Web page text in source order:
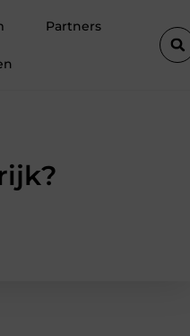
Partners